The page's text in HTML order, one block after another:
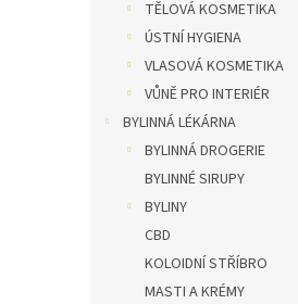
TĚLOVÁ KOSMETIKA
ÚSTNÍ HYGIENA
VLASOVÁ KOSMETIKA
VŮNĚ PRO INTERIÉR
BYLINNÁ LÉKÁRNA
BYLINNÁ DROGERIE
BYLINNÉ SIRUPY
BYLINY
CBD
KOLOIDNÍ STŘÍBRO
MASTI A KRÉMY